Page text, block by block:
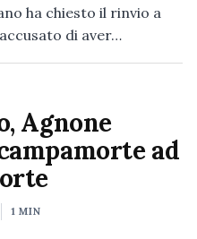
ha chiesto il rinvio a
di aver…
Agnone
ad
1 MIN